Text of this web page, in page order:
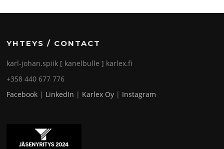
YHTEYS / CONTACT
karl-johan.spiik [ kanelbulle ] karlex.fi
+358 440 677 776
Facebook | LinkedIn | Karlex Oy | Instagram